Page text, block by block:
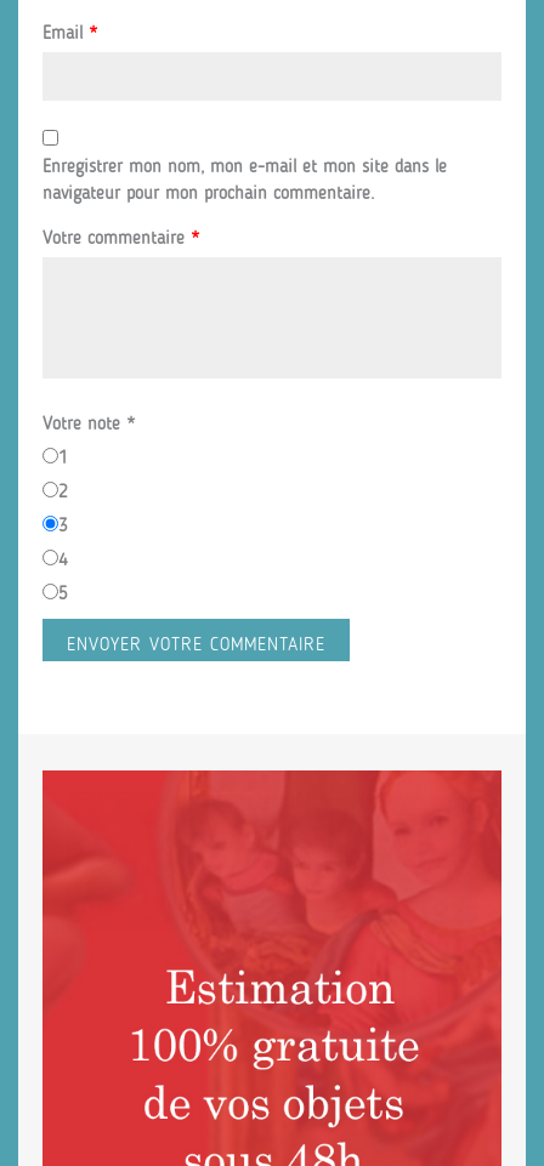
Email *
Enregistrer mon nom, mon e-mail et mon site dans le
navigateur pour mon prochain commentaire.
Votre commentaire *
Votre note *
1
2
3
4
5